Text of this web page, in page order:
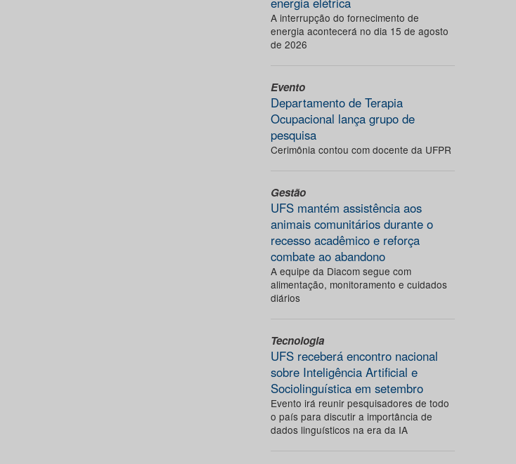
A interrupção do fornecimento de
energia acontecerá no dia 15 de agosto
de 2026
Evento
Departamento de Terapia
Ocupacional lança grupo de
pesquisa
Cerimônia contou com docente da UFPR
Gestão
UFS mantém assistência aos
animais comunitários durante o
recesso acadêmico e reforça
combate ao abandono
A equipe da Diacom segue com
alimentação, monitoramento e cuidados
diários
Tecnologia
UFS receberá encontro nacional
sobre Inteligência Artificial e
Sociolinguística em setembro
Evento irá reunir pesquisadores de todo
o país para discutir a importância de
dados linguísticos na era da IA